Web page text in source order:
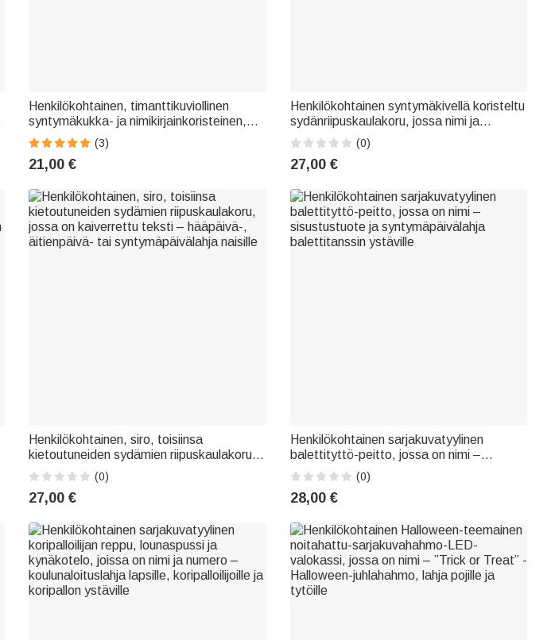
Henkilökohtainen, timanttikuviollinen
syntymäkukka- ja nimikirjainkoristeinen,
tilava korduroikassi, jossa on nimi –
päivittäiseen käyttöön sopiva
syntymäpäivälahja naiselle tai tytölle
(3)
21,00 €
Henkilökohtainen syntymäkivellä koristeltu
sydänriipuskaulakoru, jossa nimi ja
syntymäpäivä – arkeen sopiva lahja äidille,
isoäidille tai naiselle
(0)
27,00 €
Henkilökohtainen, siro, toisiinsa
kietoutuneiden sydämien riipuskaulakoru,
jossa on kaiverrettu teksti – hääpäivä-,
äitienpäivä- tai syntymäpäivälahja naisille
(0)
27,00 €
Henkilökohtainen sarjakuvatyylinen
balettityttö-peitto, jossa on nimi –
sisustustuote ja syntymäpäivälahja
balettitanssin ystäville
(0)
28,00 €